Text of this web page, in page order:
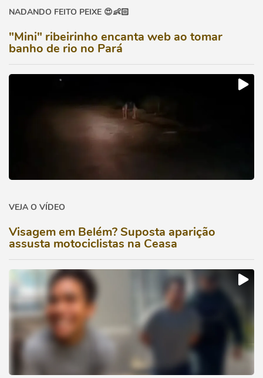
NADANDO FEITO PEIXE 😍👶🏻
"Mini" ribeirinho encanta web ao tomar
banho de rio no Pará
VEJA O VÍDEO
Visagem em Belém? Suposta aparição
assusta motociclistas na Ceasa